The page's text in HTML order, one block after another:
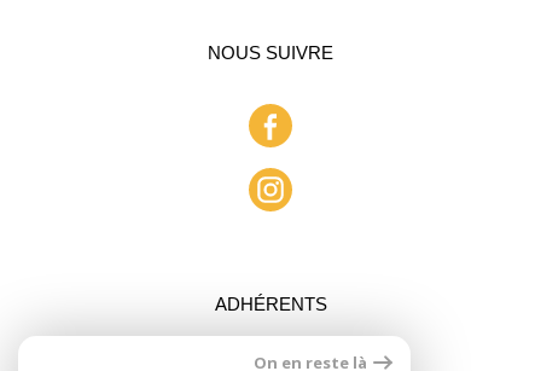
NOUS SUIVRE
ADHÉRENTS
On en reste là